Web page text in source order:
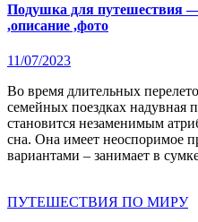
Подушка для путешествия
,описание ,фото
11/07/2023
Во время длительных перелетов, в командировках или
семейных поездках надувная
становится незаменимым
сна. Она имеет неоспоримое
вариантами – занимает в
ПУТЕШЕСТВИЯ ПО МИРУ